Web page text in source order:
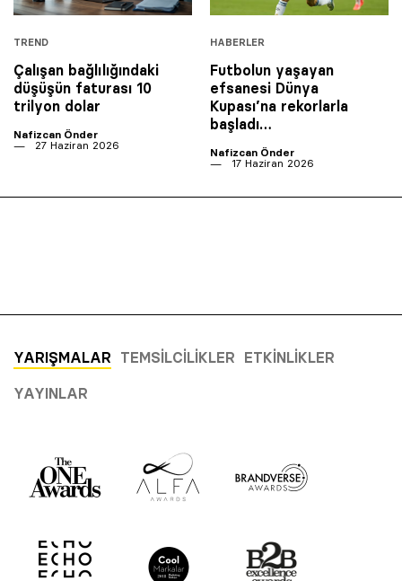
TREND
Çalışan bağlılığındaki
düşüşün faturası 10
trilyon dolar
Nafizcan Önder
27 Haziran 2026
HABERLER
Futbolun yaşayan
efsanesi Dünya
Kupası’na rekorlarla
başladı…
Nafizcan Önder
17 Haziran 2026
YARIŞMALAR TEMSILCILIKLER ETKINLIKLER
YAYINLAR